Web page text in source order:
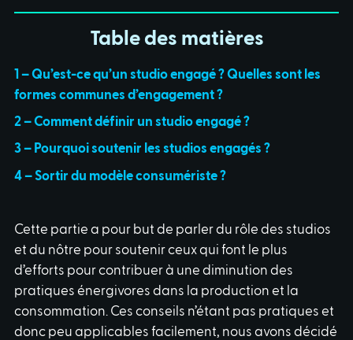
Table des matières
1 – Qu’est-ce qu’un studio engagé ? Quelles sont les
formes communes d’engagement ?
2 – Comment définir un studio engagé ?
3 – Pourquoi soutenir les studios engagés ?
4 – Sortir du modèle consumériste ?
Cette partie a pour but de parler du rôle des studios
et du nôtre pour soutenir ceux qui font le plus
d’efforts pour contribuer à une diminution des
pratiques énergivores dans la production et la
consommation. Ces conseils n’étant pas pratiques et
donc peu applicables facilement, nous avons décidé